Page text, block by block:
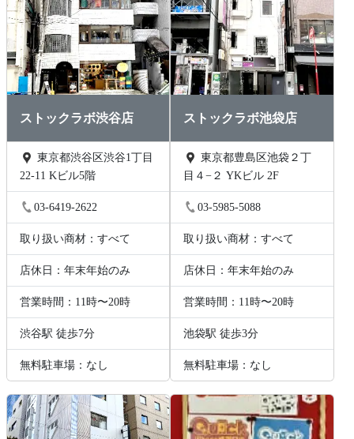
ストックラボ渋谷店
22-11 Kビル5階
03-6419-2622
取り扱い商材：すべて
店休日：年末年始のみ
営業時間：11時〜20時
渋谷駅 徒歩7分
無料駐車場：なし
ストックラボ池袋店
東京都豊島区池袋２丁
目４−２ YKビル 2F
03-5985-5088
取り扱い商材：すべて
店休日：年末年始のみ
営業時間：11時〜20時
池袋駅 徒歩3分
無料駐車場：なし